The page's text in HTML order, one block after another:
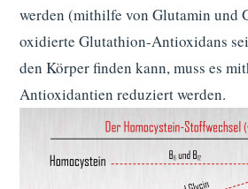
werden (mithilfe von Glutamin und
oxidierte Glutathion-Antioxidans
den Körper finden kann, muss es
Antioxidantien reduziert werden.